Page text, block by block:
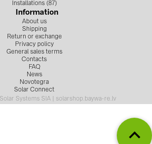
Installations (87)
Information
About us
Shipping
Return or exchange
Privacy policy
General sales terms
Contacts
FAQ
News
Novotegra
Solar Connect
Systems SIA | solarshop.baywa-re.lv